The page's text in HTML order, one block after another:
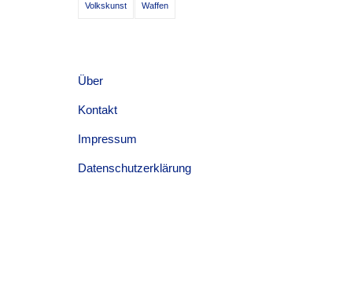
Volkskunst Waffen
Über
Kontakt
Impressum
Datenschutzerklärung